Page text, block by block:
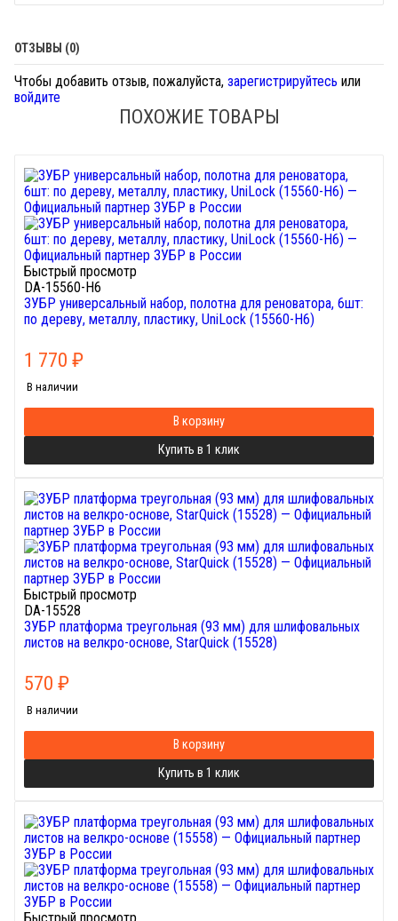
ОТЗЫВЫ (0)
Чтобы добавить отзыв, пожалуйста, зарегистрируйтесь или
войдите
ПОХОЖИЕ ТОВАРЫ
Быстрый просмотр
DA-15560-H6
ЗУБР универсальный набор, полотна для реноватора, 6шт:
по дереву, металлу, пластику, UniLock (15560-H6)
1 770 ₽
В наличии
В корзину
Купить в 1 клик
Быстрый просмотр
DA-15528
ЗУБР платформа треугольная (93 мм) для шлифовальных
листов на велкро-основе, StarQuick (15528)
570 ₽
В наличии
В корзину
Купить в 1 клик